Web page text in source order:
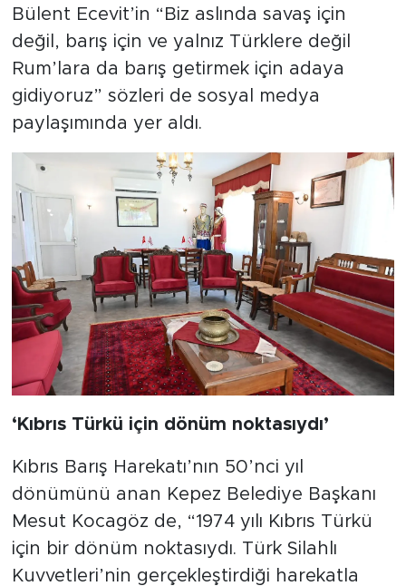
Bülent Ecevit’in “Biz aslında savaş için
değil, barış için ve yalnız Türklere değil
Rum’lara da barış getirmek için adaya
gidiyoruz” sözleri de sosyal medya
paylaşımında yer aldı.
‘Kıbrıs Türkü için dönüm noktasıydı’
Kıbrıs Barış Harekatı’nın 50’nci yıl
dönümünü anan Kepez Belediye Başkanı
Mesut Kocagöz de, “1974 yılı Kıbrıs Türkü
için bir dönüm noktasıydı. Türk Silahlı
Kuvvetleri’nin gerçekleştirdiği harekatla